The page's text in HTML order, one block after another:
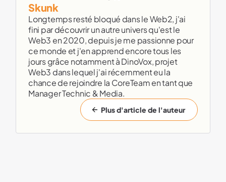
Skunk
Longtemps resté bloqué dans le Web2, j'ai
fini par découvrir un autre univers qu'est le
Web3 en 2020, depuis je me passionne pour
ce monde et j'en apprend encore tous les
jours grâce notamment à DinoVox, projet
Web3 dans lequel j'ai récemment eu la
chance de rejoindre la CoreTeam en tant que
Manager Technic & Media.
Plus d'article de l'auteur